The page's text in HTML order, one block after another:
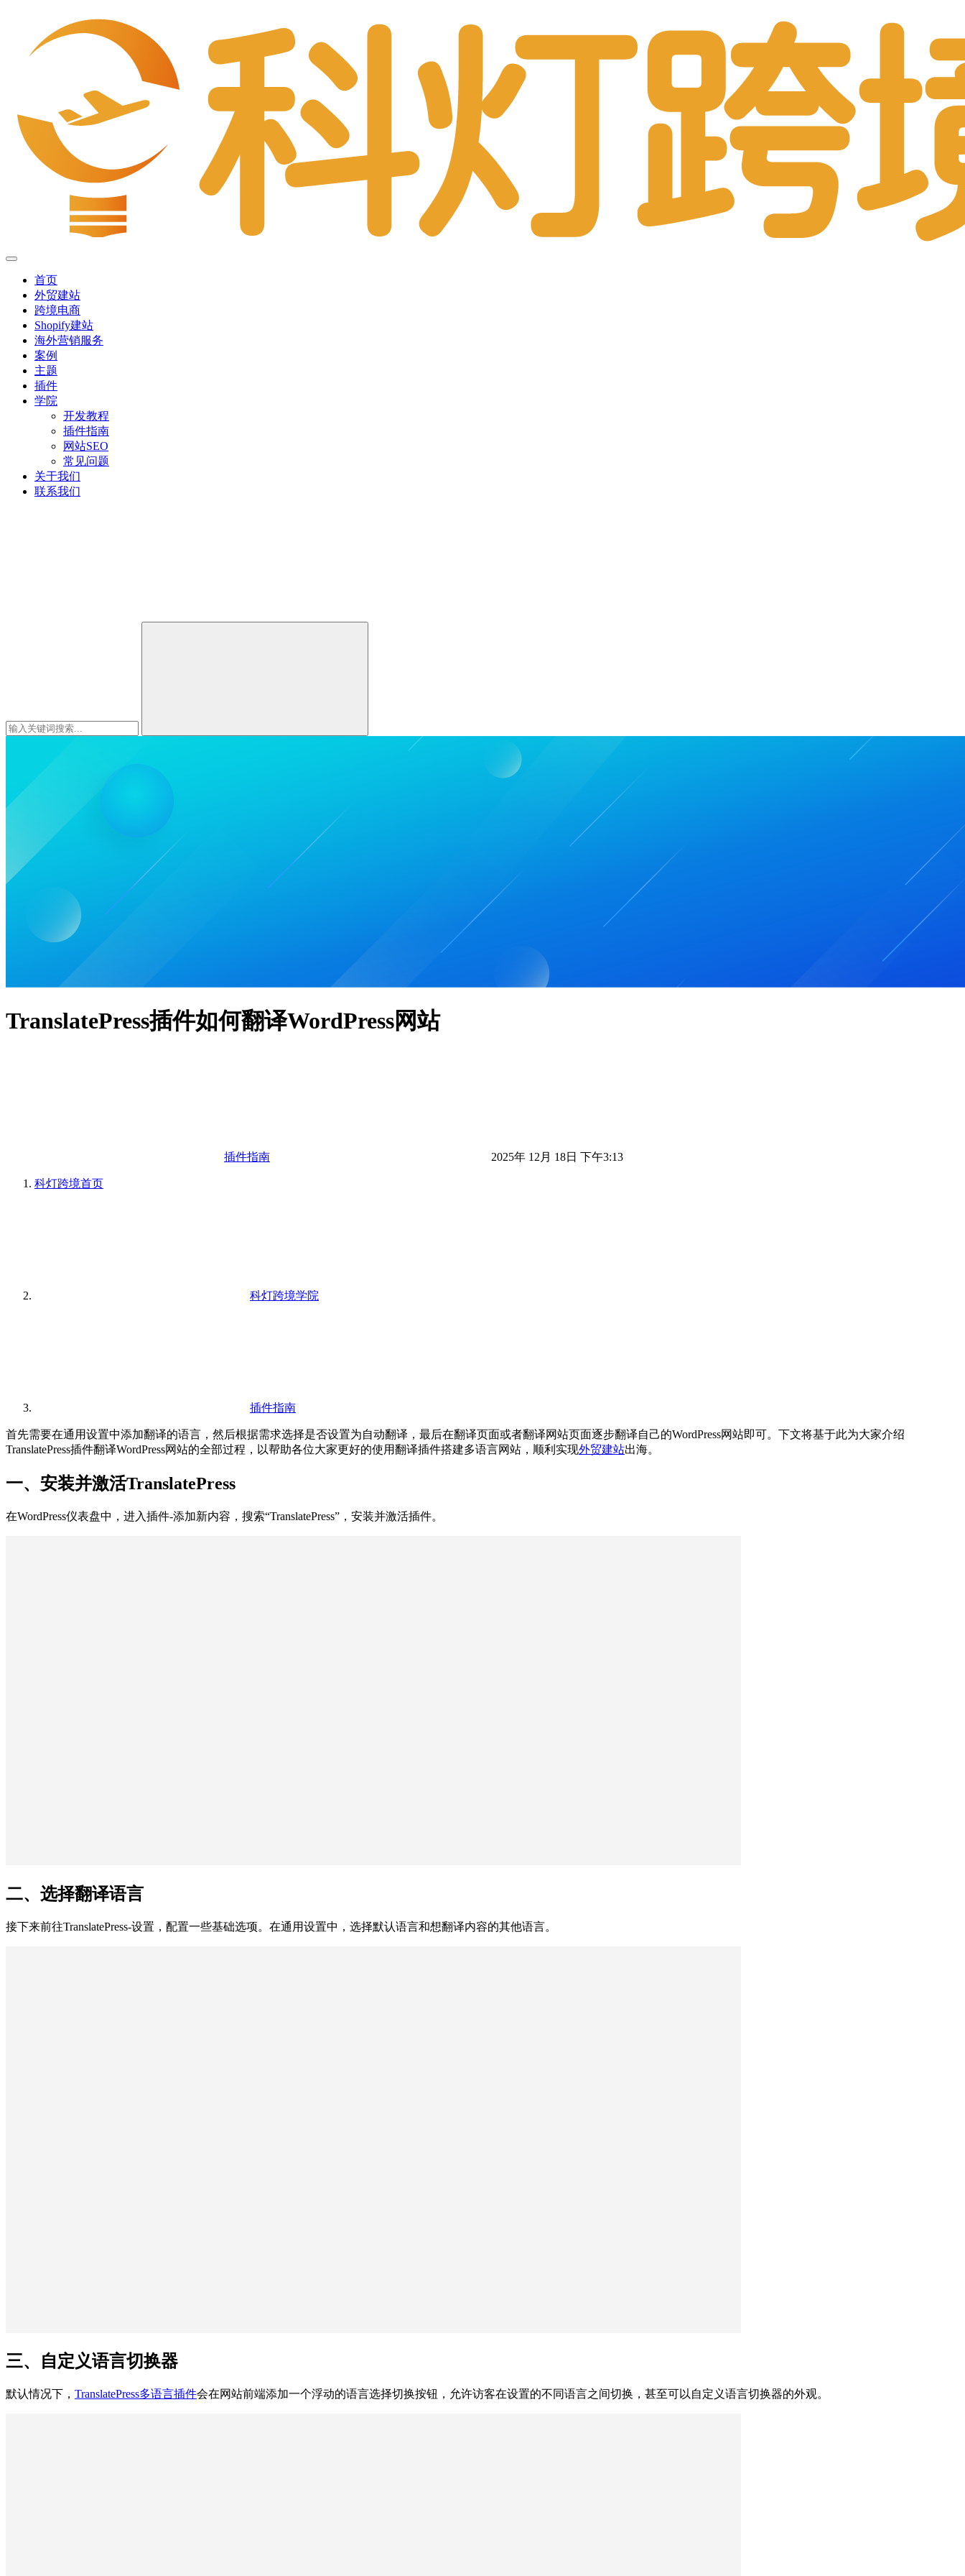
首页
外贸建站
跨境电商
Shopify建站
海外营销服务
案例
主题
插件
学院
开发教程
插件指南
网站SEO
常见问题
关于我们
联系我们
TranslatePress插件如何翻译WordPress网站
插件指南 2025年 12月 18日 下午3:13
科灯跨境首页
科灯跨境学院
插件指南
首先需要在通用设置中添加翻译的语言，然后根据需求选择是否设置为自动翻译，最后在翻译页面或者翻译网站页面逐步翻译自己的WordPress网站即可。下文将基于此为大家介绍
TranslatePress插件翻译WordPress网站的全部过程，以帮助各位大家更好的使用翻译插件搭建多语言网站，顺利实现外贸建站出海。
一、安装并激活TranslatePress
在WordPress仪表盘中，进入插件-添加新内容，搜索“TranslatePress”，安装并激活插件。
二、选择翻译语言
接下来前往TranslatePress-设置，配置一些基础选项。在通用设置中，选择默认语言和想翻译内容的其他语言。
三、自定义语言切换器
默认情况下， TranslatePress多语言插件会在网站前端添加一个浮动的语言选择切换按钮，允许访客在设置的不同语言之间切换，甚至可以自定义语言切换器的外观。